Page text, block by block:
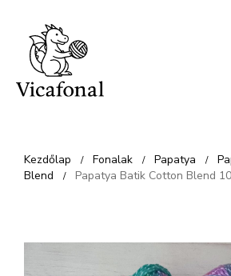
Kilépés
tartalomba
Kezdőlap / Fonalak / Papatya /
Blend
/ Papatya Batik Cotton Blend